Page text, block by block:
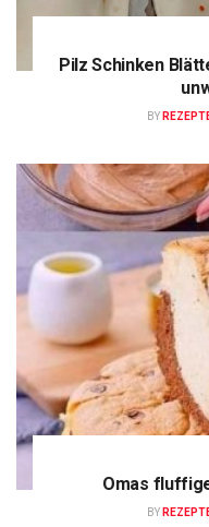
Pilz Schinken
BY
Omas
BY